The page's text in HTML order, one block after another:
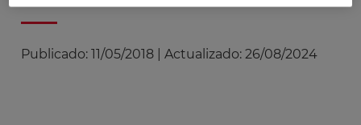
Publicado: 11/05/2018 Actualizado: 26/08/2024